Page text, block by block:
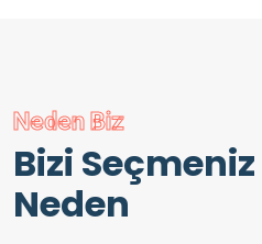
Neden Biz
Bizi
Neden